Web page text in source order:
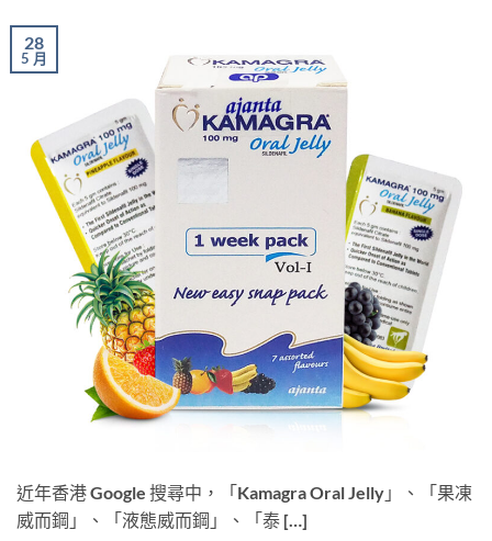
28
5 月
近年香港 Google 搜尋中，「Kamagra Oral Jelly」、「果凍
威而鋼」、「液態威而鋼」、「泰 […]